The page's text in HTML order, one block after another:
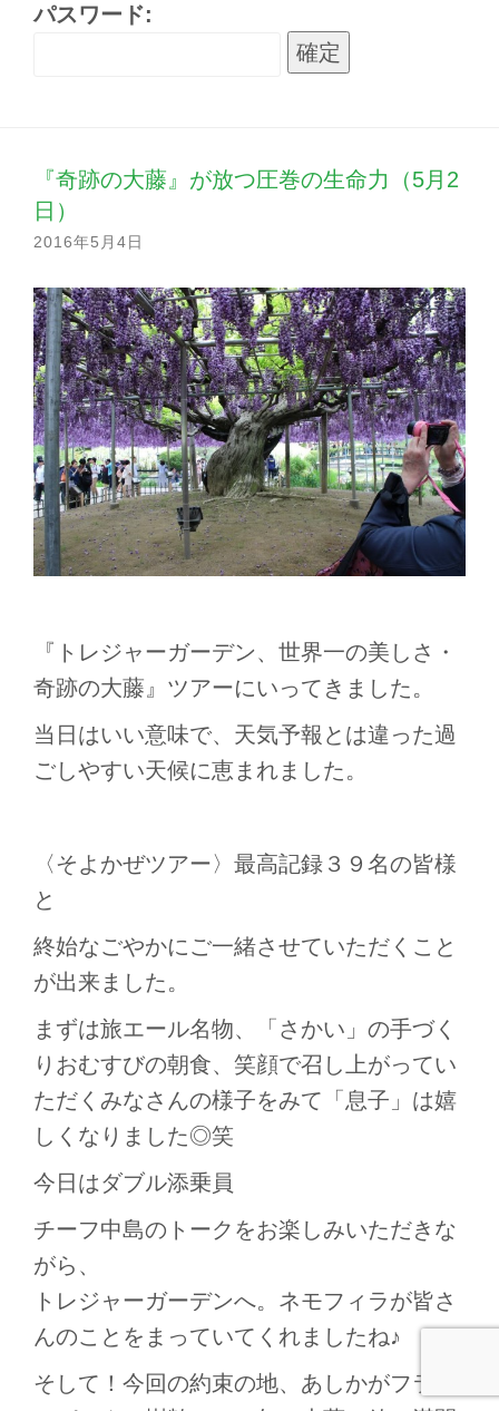
パスワード:
『奇跡の大藤』が放つ圧巻の生命力（5月2
日）
2016年5月4日
『トレジャーガーデン、世界一の美しさ・
奇跡の大藤』ツアーにいってきました。
当日はいい意味で、天気予報とは違った過
ごしやすい天候に恵まれました。
〈そよかぜツアー〉最高記録３９名の皆様
と
終始なごやかにご一緒させていただくこと
が出来ました。
まずは旅エール名物、「さかい」の手づく
りおむすびの朝食、笑顔で召し上がってい
ただくみなさんの様子をみて「息子」は嬉
しくなりました◎笑
今日はダブル添乗員
チーフ中島のトークをお楽しみいただきな
がら、
トレジャーガーデンへ。ネモフィラが皆さ
んのことをまっていてくれましたね♪
そして！今回の約束の地、あしかがフラワ